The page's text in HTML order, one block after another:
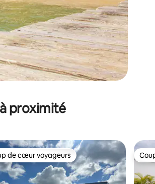
proximité
de cœur voyageurs
de cœur voyageurs